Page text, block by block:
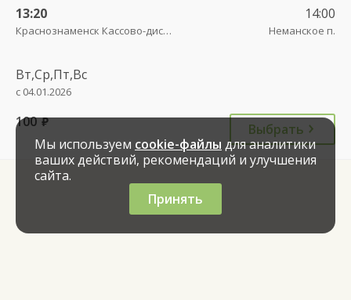
13:20
Краснознаменск Кассово-диспетчерский пункт
14:00
Неманское п.
Вт,Ср,Пт,Вс
с 04.01.2026
100 руб.
Выбрать
Мы используем cookie-файлы для аналитики
ваших действий, рекомендаций и улучшения
сайта.
Принять